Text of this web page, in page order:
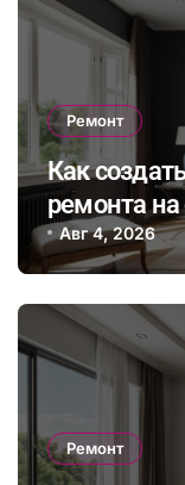
Ремонт
Как
ремонта на
бюджета и
учетом
Авг 4, 2026
Ремонт